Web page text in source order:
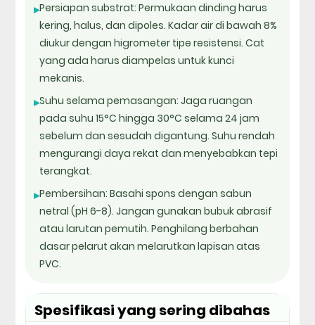
▸Persiapan substrat: Permukaan dinding harus
kering, halus, dan dipoles. Kadar air di bawah 8%
diukur dengan higrometer tipe resistensi. Cat
yang ada harus diampelas untuk kunci
mekanis.
▸Suhu selama pemasangan: Jaga ruangan
pada suhu 15°C hingga 30°C selama 24 jam
sebelum dan sesudah digantung. Suhu rendah
mengurangi daya rekat dan menyebabkan tepi
terangkat.
▸Pembersihan: Basahi spons dengan sabun
netral (pH 6-8). Jangan gunakan bubuk abrasif
atau larutan pemutih. Penghilang berbahan
dasar pelarut akan melarutkan lapisan atas
PVC.
Spesifikasi yang sering dibahas